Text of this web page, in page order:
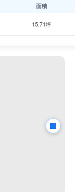
面積
15.71坪